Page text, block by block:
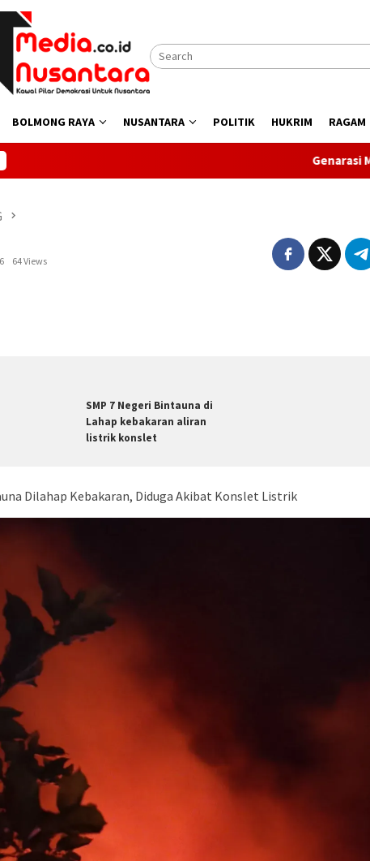
BOLMONG RAYA NUSANTARA POLITIK HUKRIM RAGAM
Genarasi Mudah
64 Views
SMP 7 Negeri Bintauna di
Lahap kebakaran aliran
listrik konslet
Dilahap Kebakaran, Diduga Akibat Konslet Listrik